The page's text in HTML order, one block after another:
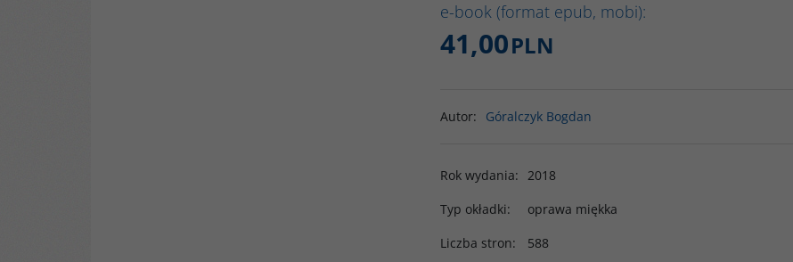
e-book (format epub, mobi):
41,00PLN
Autor: Góralczyk Bogdan
Rok wydania: 2018
Typ okładki:
oprawa miękka
Liczba stron:
588